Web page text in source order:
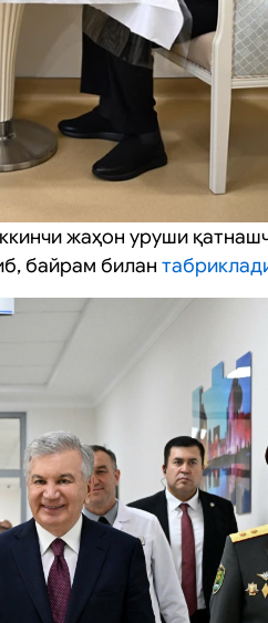
жаҳон уруши
байрам билан